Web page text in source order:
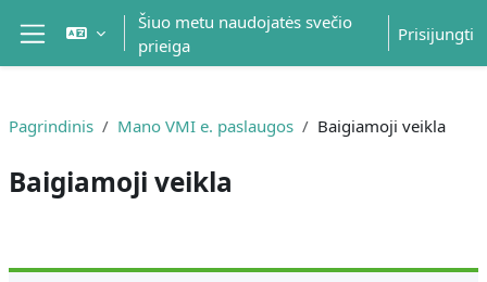
Pereiti į pagrindinį turinį
Šoninis skydelis
Šiuo metu naudojatės svečio
prieiga
Prisijungti
Pagrindinis Mano VMI e. paslaugos Baigiamoji veikla
Baigiamoji veikla